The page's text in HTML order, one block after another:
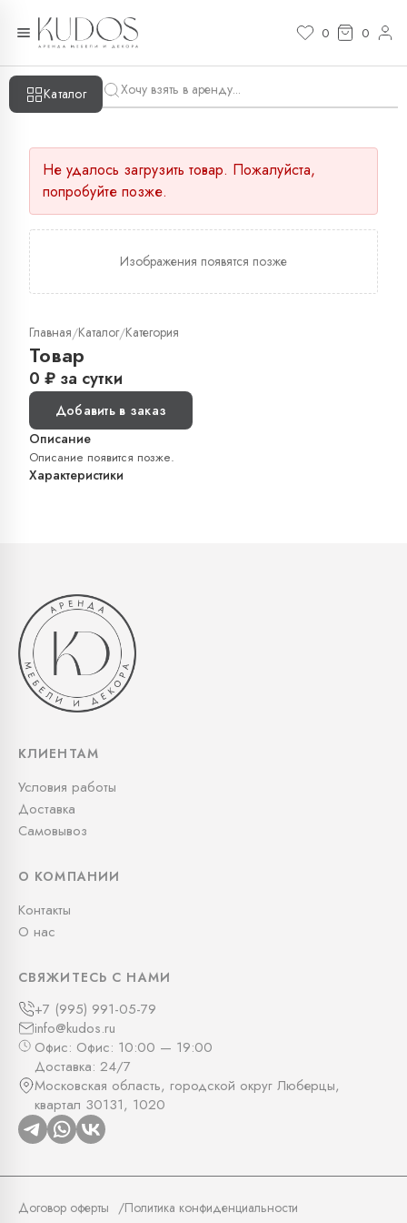
0 0
Каталог
Не удалось загрузить товар. Пожалуйста,
попробуйте позже.
Изображения появятся позже
Главная/Каталог/Категория
Товар
0 ₽ за сутки
Добавить в заказ
Описание
Описание появится позже.
Характеристики
КЛИЕНТАМ
Условия работы
Доставка
Самовывоз
О КОМПАНИИ
Контакты
О нас
СВЯЖИТЕСЬ С НАМИ
+7 (995) 991-05-79
info@kudos.ru
Офис: Офис: 10:00 — 19:00
Доставка: 24/7
Московская область, городской округ Люберцы,
квартал 30131, 1020
Договор оферты Политика конфиденциальности